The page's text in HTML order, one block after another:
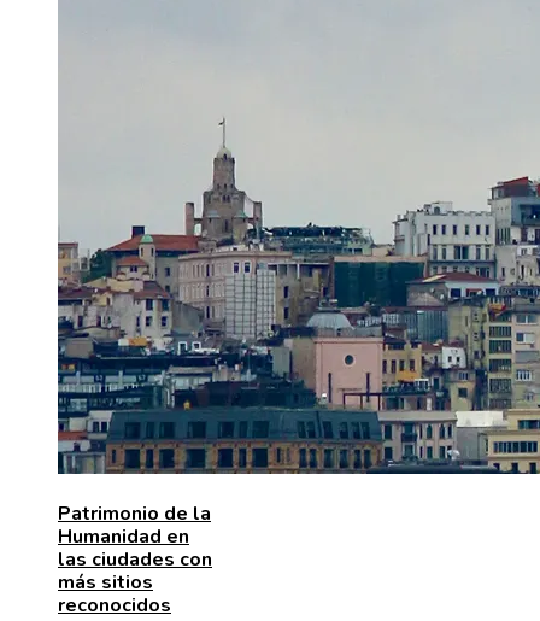
Patrimonio de la
Humanidad en
las ciudades con
más sitios
reconocidos